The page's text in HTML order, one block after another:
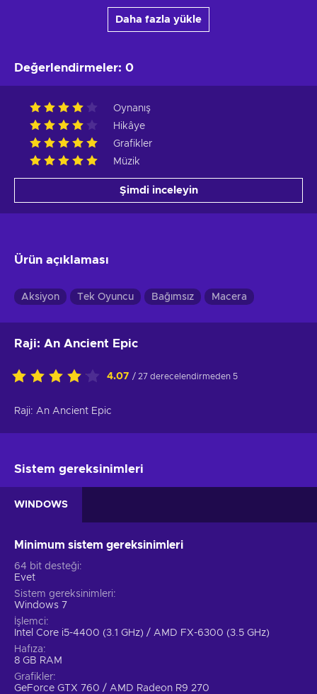
Daha fazla yükle
Değerlendirmeler: 0
Oynanış
Hikâye
Grafikler
Müzik
Şimdi inceleyin
Ürün açıklaması
Aksiyon Tek Oyuncu Bağımsız Macera
Raji: An Ancient Epic
4.07 / 27 derecelendirmeden 5
Raji: An Ancient Epic
Sistem gereksinimleri
WINDOWS
Minimum sistem gereksinimleri
64 bit desteği
Evet
Sistem gereksinimleri
Windows 7
İşlemci
Intel Core i5-4400 (3.1 GHz) / AMD FX-6300 (3.5 GHz)
Hafıza
8 GB RAM
Grafikler
GeForce GTX 760 / AMD Radeon R9 270